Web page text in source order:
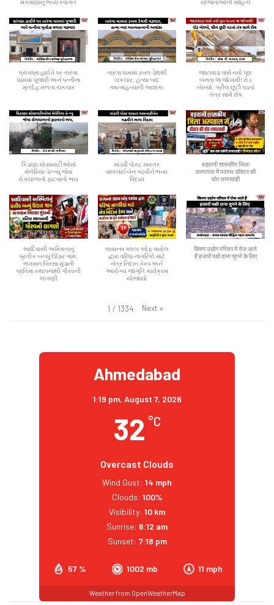
મકવાણાનું ભવ્ય સ્વાગત
યોજનાઓની માહિતી
ધ્રાંગધ્રા હાઈવે પર તારંગા
ધામમાં પૂજારી અને પત્નીના
મૃતદેહ મળતા ચકચાર
તારંગા ધામમાં ડબલ ડેથથી
ચકચાર, હત્યા બાદ
આત્મહત્યાની આશંકા
જાટાવાડા પાસે નવો પૂલ
બનતા જ જોખમી! રોડ
બેસ્યો, ગ્રીલ છૂટી પડતાં
તંત્ર સામે રોષ
કિડાણા સોસાયટીઓમાં
મેલેરિયા-ડેન્ગ્યુ જેવા
રોગચાળાનો ફાટવાનો ભય
માંડવી પોસ્ટ માસ્તર
વાલબાઈબેન ગઢવીને ભવ્ય
વિદાય
बड़वानी शासकीय जिला
अस्पताल में पदस्थ डॉक्टर की
घोर लापरवाही
આદિવાસી અસ્મિતાનું
પ્રતીક બન્યું ઊંડાર ગામ,
ભગવાન બિરસા મુંડાની
પ્રતિમા સ્થાપનાથી ગૌરવની
લાગણી
લાયન્સ ક્લબ ઓફ વાવોલ
દ્વારા વરિષ્ઠ નાગરિકો માટે
નેત્ર નિદાન કેમ્પ અને
આરોગ્ય જાગૃતિ કાર્યક્રમ
યોજાયો
किरण उद्योग परिसर में रोज आते
हैं हजारों पक्षी दाना चुगने के लिए
1 / 1334 Next »
Ahmedabad
1:19 pm, August 7, 2026
32 °C
Overcast Clouds
57 % 1002 mb 11 mph
Wind Gust: 14 mph
Clouds: 100%
Visibility: 10 km
Sunrise: 6:12 am
Sunset: 7:18 pm
Weather from OpenWeatherMap